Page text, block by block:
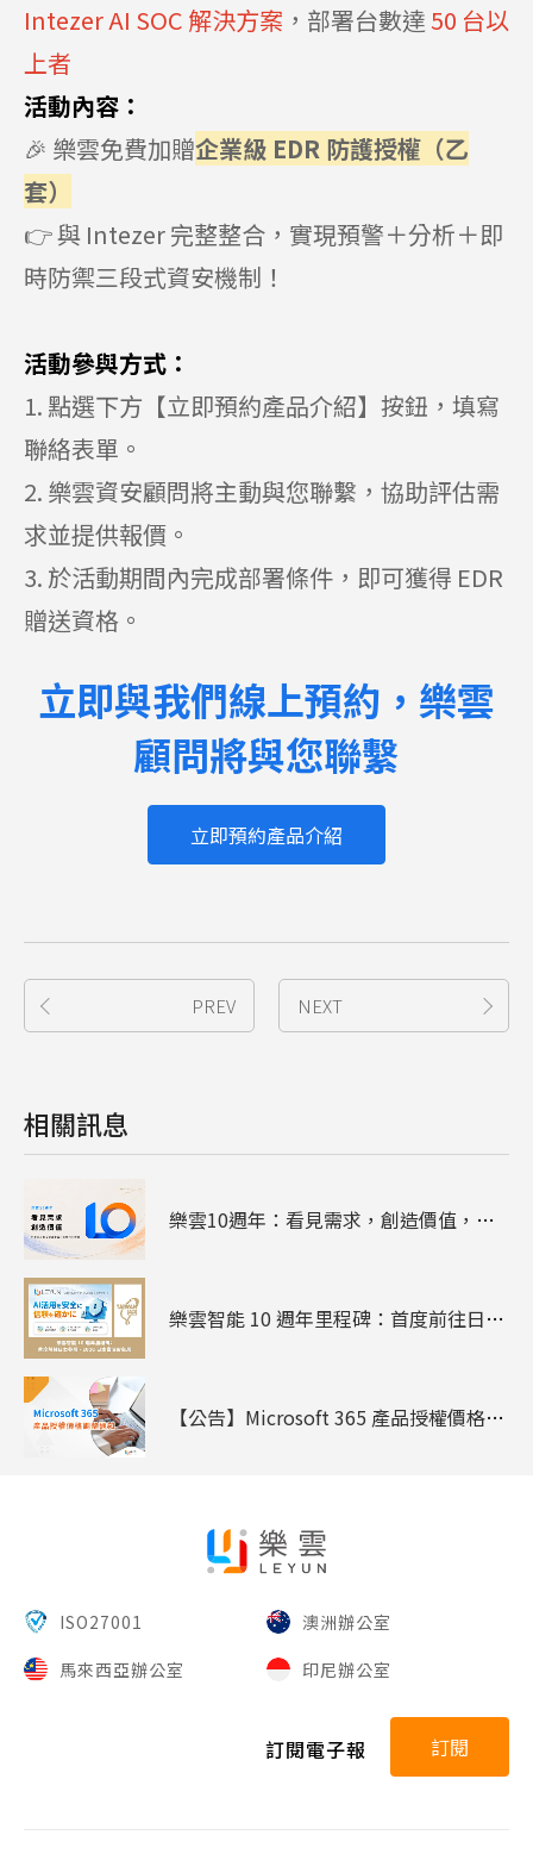
Intezer AI SOC 解決方案 ，部署台數達 50 台以
上者
活動內容：
🎉 樂雲免費加贈企業級 EDR 防護授權（乙
套）
👉與 Intezer完整整合，實現預警＋分析＋即
時防禦三段式資安機制！
活動參與方式：
1. 點選下方【立即預約產品介紹】按鈕，填寫
聯絡表單。
2. 樂雲資安顧問將主動與您聯繫，協助評估需
求並提供報價。
3. 於活動期間內完成部署條件，即可獲得 EDR
贈送資格。
立即與我們線上預約，樂雲
顧問將與您聯繫
立即預約產品介紹
PREV NEXT
相關訊息
樂雲10週年：看見需求，創造價值，陪企業走過雲端、資安與AI
樂雲智能 10 週年里程碑：首度前往日本參展 - 2026 日本臺灣形象展
【公告】Microsoft 365 產品授權價格調整通知
ISO27001
澳洲辦公室
馬來西亞辦公室
印尼辦公室
訂閱電子報 訂閱